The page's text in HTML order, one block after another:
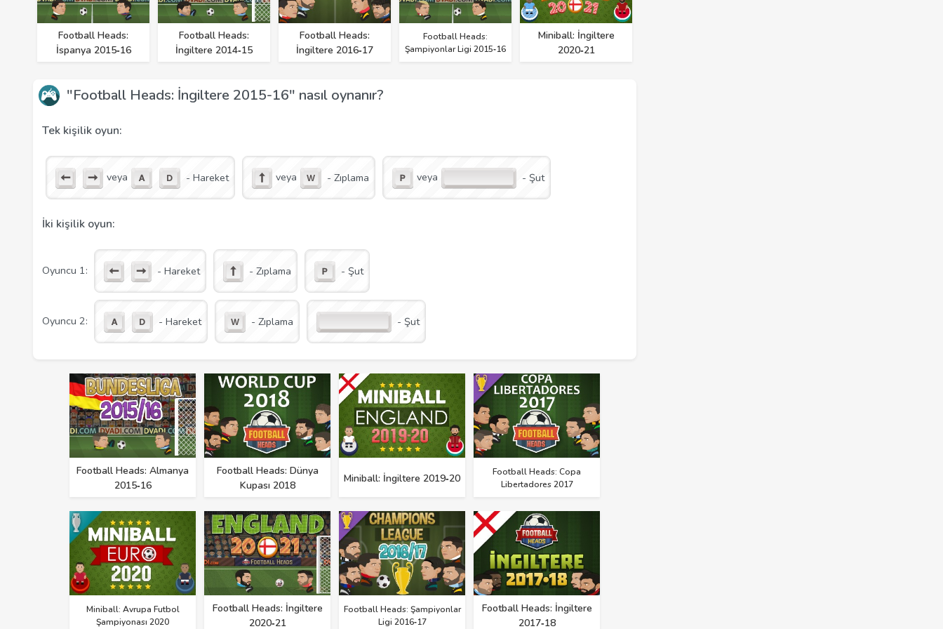
Football Heads:
İspanya 2015‑16
Football Heads:
İngiltere 2014‑15
Football Heads:
İngiltere 2016‑17
Football Heads:
Şampiyonlar Ligi 2015‑16
Miniball: İngiltere
2020‑21
"Football Heads: İngiltere 2015-16" nasıl oynanır?
Tek kişilik oyun:
veya - Hareket veya - Zıplama veya - Şut
İki kişilik oyun:
Oyuncu 1: - Hareket - Zıplama - Şut
Oyuncu 2: - Hareket - Zıplama - Şut
Football Heads: Almanya
2015‑16
Football Heads: Dünya
Kupası 2018
Miniball: İngiltere 2019‑20
Football Heads: Copa
Libertadores 2017
Miniball: Avrupa Futbol
Şampiyonası 2020
Football Heads: İngiltere
2020‑21
Football Heads: Şampiyonlar
Ligi 2016‑17
Football Heads: İngiltere
2017‑18